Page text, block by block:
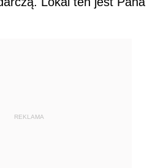
REKLAMA